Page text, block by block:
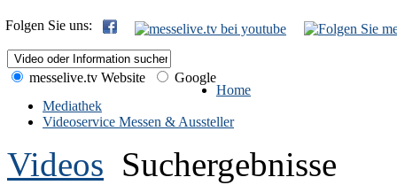
Folgen Sie uns:
messelive.tv Website
Google
Home
Mediathek
Videoservice Messen & Aussteller
Videos Suchergebnisse